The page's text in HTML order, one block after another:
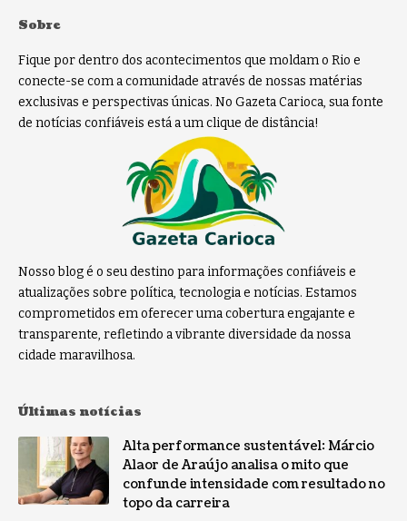
Sobre
Fique por dentro dos acontecimentos que moldam o Rio e
conecte-se com a comunidade através de nossas matérias
exclusivas e perspectivas únicas. No Gazeta Carioca, sua fonte
de notícias confiáveis está a um clique de distância!
Nosso blog é o seu destino para informações confiáveis e
atualizações sobre política, tecnologia e notícias. Estamos
comprometidos em oferecer uma cobertura engajante e
transparente, refletindo a vibrante diversidade da nossa
cidade maravilhosa.
Últimas notícias
Alta performance sustentável: Márcio
Alaor de Araújo analisa o mito que
confunde intensidade com resultado no
topo da carreira